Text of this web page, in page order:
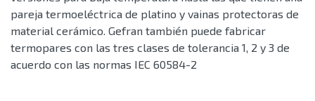
pareja termoeléctrica de platino y vainas protectoras de
material cerámico. Gefran también puede fabricar
termopares con las tres clases de tolerancia 1, 2 y 3 de
acuerdo con las normas IEC 60584-2